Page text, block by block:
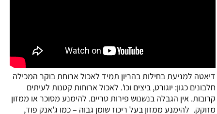
דיאטה למניעת בחילות בהריון תמיד לאכול ארוחת בוקר המכילה
חלבונים כגון: יוגורט, ביצים וכו'. לאכול ארוחות קטנות לעיתים
קרובות. אין הגבלה בנשנוש פירות טריים. להימנע מסוכר או ממזון
מזוקק. להימנע ממזון בעל ריכוז שומן גבוה – כמו ג'אנק פוד,